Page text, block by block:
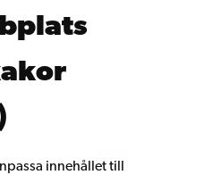
innehållet till
alumnnätverk